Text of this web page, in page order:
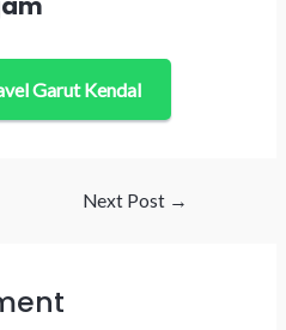
Garut Kendal
Next Post →